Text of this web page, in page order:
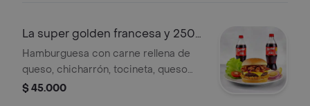
La super golden francesa y 250
postobon
Hamburguesa con carne rellena de
queso, chicharrón, tocineta, queso
gratinado, lechuga, tomate, cebolla y
$ 45.000